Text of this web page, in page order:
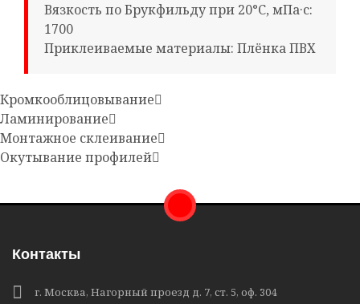
Вязкость по Брукфильду при 20°С, мПа·с:
1700
Приклеиваемые материалы: Плёнка ПВХ
Кромкооблицовывание
Ламинирование
Монтажное склеивание
Окутывание профилей
Контакты
г. Москва, Нагорный проезд д. 7, ст. 5, оф. 304